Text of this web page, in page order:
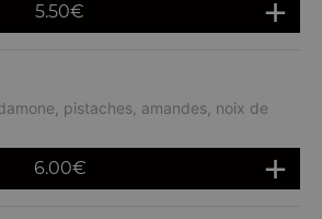
5.50€
pistaches, amandes, noix de
6.00€